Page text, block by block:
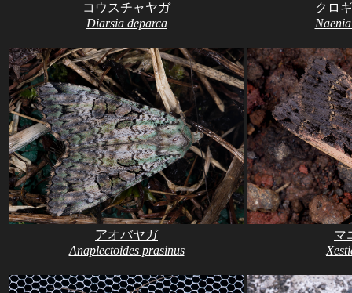
コウスチャヤガ
Diarsia deparca
クロ
アオバヤガ
Anaplectoides prasinus
マ